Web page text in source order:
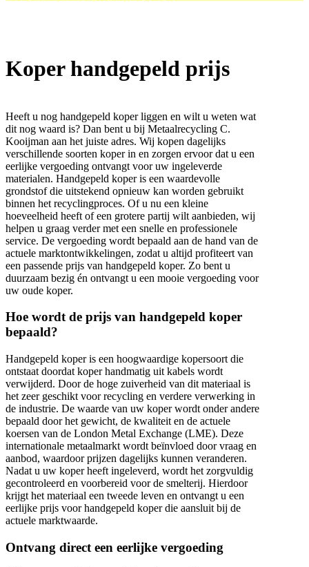
Koper handgepeld prijs
Heeft u nog handgepeld koper liggen en wilt u weten wat
dit nog waard is? Dan bent u bij Metaalrecycling C.
Kooijman aan het juiste adres. Wij kopen dagelijks
verschillende soorten koper in en zorgen ervoor dat u een
eerlijke vergoeding ontvangt voor uw ingeleverde
materialen. Handgepeld koper is een waardevolle
grondstof die uitstekend opnieuw kan worden gebruikt
binnen het recyclingproces. Of u nu een kleine
hoeveelheid heeft of een grotere partij wilt aanbieden, wij
helpen u graag verder met een snelle en professionele
service. De vergoeding wordt bepaald aan de hand van de
actuele marktontwikkelingen, zodat u altijd profiteert van
een passende prijs van handgepeld koper. Zo bent u
duurzaam bezig én ontvangt u een mooie vergoeding voor
uw oude koper.
Hoe wordt de prijs van handgepeld koper
bepaald?
Handgepeld koper is een hoogwaardige kopersoort die
ontstaat doordat koper handmatig uit kabels wordt
verwijderd. Door de hoge zuiverheid van dit materiaal is
het zeer geschikt voor recycling en verdere verwerking in
de industrie. De waarde van uw koper wordt onder andere
bepaald door het gewicht, de kwaliteit en de actuele
koersen van de London Metal Exchange (LME). Deze
internationale metaalmarkt wordt beïnvloed door vraag en
aanbod, waardoor prijzen dagelijks kunnen veranderen.
Nadat u uw koper heeft ingeleverd, wordt het zorgvuldig
gecontroleerd en voorbereid voor de smelterij. Hierdoor
krijgt het materiaal een tweede leven en ontvangt u een
eerlijke prijs voor handgepeld koper die aansluit bij de
actuele marktwaarde.
Ontvang direct een eerlijke vergoeding